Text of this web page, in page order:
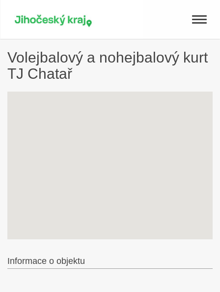
Toggle
Volejbalový a nohejbalový kurt
TJ Chatař
Informace o objektu